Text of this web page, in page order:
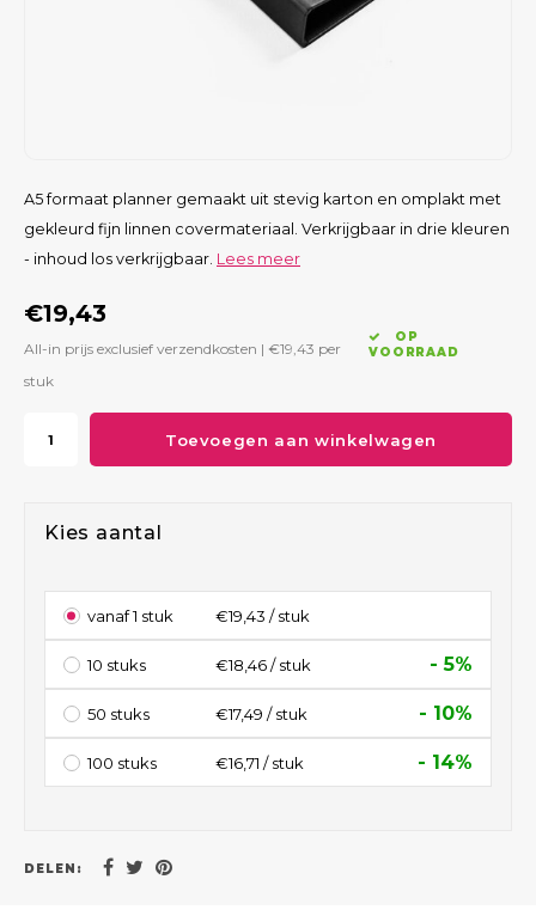
A5 formaat planner gemaakt uit stevig karton en omplakt met
gekleurd fijn linnen covermateriaal. Verkrijgbaar in drie kleuren
- inhoud los verkrijgbaar. Lees meer
€19,43
All-in prijs exclusief verzendkosten | €19,43 per
stuk
OP
VOORRAAD
Toevoegen aan winkelwagen
Kies aantal
vanaf 1 stuk €19,43 / stuk
10 stuks €18,46 / stuk - 5%
50 stuks €17,49 / stuk - 10%
100 stuks €16,71 / stuk - 14%
DELEN: